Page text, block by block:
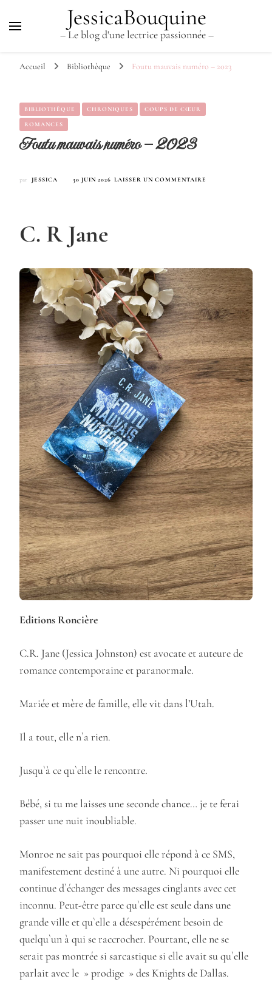
JessicaBouquine
– Le blog d'une lectrice passionnée –
Accueil Bibliothèque Foutu mauvais numéro – 2023
BIBLIOTHÈQUE CHRONIQUES COUPS DE CŒUR
ROMANCES
Foutu mauvais numéro – 2023
par JESSICA 30 JUIN 2026 LAISSER UN COMMENTAIRE
C. R Jane
Editions Roncière
C.R. Jane (Jessica Johnston) est avocate et auteure de
romance contemporaine et paranormale.
Mariée et mère de famille, elle vit dans l’Utah.
Il a tout, elle n`a rien.
Jusqu`à ce qu`elle le rencontre.
Bébé, si tu me laisses une seconde chance… je te ferai
passer une nuit inoubliable.
Monroe ne sait pas pourquoi elle répond à ce SMS,
manifestement destiné à une autre. Ni pourquoi elle
continue d`échanger des messages cinglants avec cet
inconnu. Peut-être parce qu`elle est seule dans une
grande ville et qu`elle a désespérément besoin de
quelqu`un à qui se raccrocher. Pourtant, elle ne se
serait pas montrée si sarcastique si elle avait su qu`elle
parlait avec le » prodige » des Knights de Dallas.